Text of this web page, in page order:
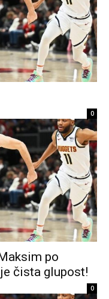
0
po
čista glupost!
0